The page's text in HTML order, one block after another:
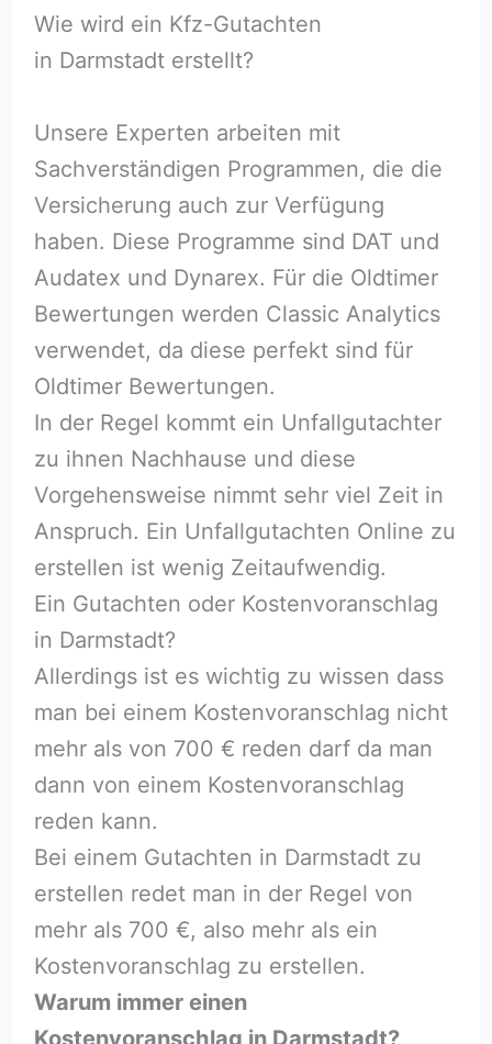
Wie wird ein Kfz-Gutachten
in Darmstadt erstellt?
Unsere Experten arbeiten mit
Sachverständigen Programmen, die die
Versicherung auch zur Verfügung
haben. Diese Programme sind DAT und
Audatex und Dynarex. Für die Oldtimer
Bewertungen werden Classic Analytics
verwendet, da diese perfekt sind für
Oldtimer Bewertungen.
In der Regel kommt ein Unfallgutachter
zu ihnen Nachhause und diese
Vorgehensweise nimmt sehr viel Zeit in
Anspruch. Ein Unfallgutachten Online zu
erstellen ist wenig Zeitaufwendig.
Ein Gutachten oder Kostenvoranschlag
in Darmstadt?
Allerdings ist es wichtig zu wissen dass
man bei einem Kostenvoranschlag nicht
mehr als von 700 € reden darf da man
dann von einem Kostenvoranschlag
reden kann.
Bei einem Gutachten in Darmstadt zu
erstellen redet man in der Regel von
mehr als 700 €, also mehr als ein
Kostenvoranschlag zu erstellen.
Warum immer einen
Kostenvoranschlag in Darmstadt?